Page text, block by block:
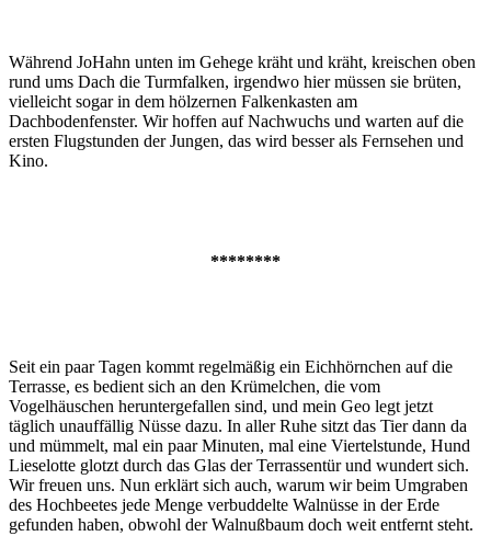
Während JoHahn unten im Gehege kräht und kräht, kreischen oben
rund ums Dach die Turmfalken, irgendwo hier müssen sie brüten,
vielleicht sogar in dem hölzernen Falkenkasten am
Dachbodenfenster. Wir hoffen auf Nachwuchs und warten auf die
ersten Flugstunden der Jungen, das wird besser als Fernsehen und
Kino.
********
Seit ein paar Tagen kommt regelmäßig ein Eichhörnchen auf die
Terrasse, es bedient sich an den Krümelchen, die vom
Vogelhäuschen heruntergefallen sind, und mein Geo legt jetzt
täglich unauffällig Nüsse dazu. In aller Ruhe sitzt das Tier dann da
und mümmelt, mal ein paar Minuten, mal eine Viertelstunde, Hund
Lieselotte glotzt durch das Glas der Terrassentür und wundert sich.
Wir freuen uns. Nun erklärt sich auch, warum wir beim Umgraben
des Hochbeetes jede Menge verbuddelte Walnüsse in der Erde
gefunden haben, obwohl der Walnußbaum doch weit entfernt steht.